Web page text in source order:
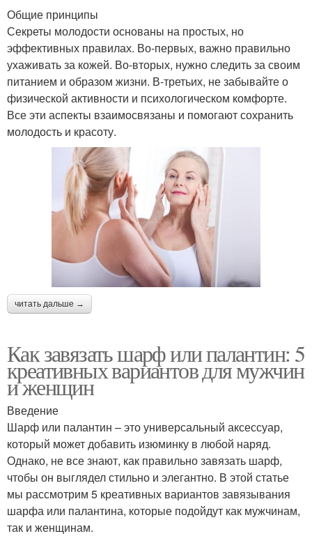
Общие принципы
Секреты молодости основаны на простых, но
эффективных правилах. Во-первых, важно правильно
ухаживать за кожей. Во-вторых, нужно следить за своим
питанием и образом жизни. В-третьих, не забывайте о
физической активности и психологическом комфорте.
Все эти аспекты взаимосвязаны и помогают сохранить
молодость и красоту.
читать дальше →
Как завязать шарф или палантин: 5
креативных вариантов для мужчин
и женщин
Введение
Шарф или палантин – это универсальный аксессуар,
который может добавить изюминку в любой наряд.
Однако, не все знают, как правильно завязать шарф,
чтобы он выглядел стильно и элегантно. В этой статье
мы рассмотрим 5 креативных вариантов завязывания
шарфа или палантина, которые подойдут как мужчинам,
так и женщинам.